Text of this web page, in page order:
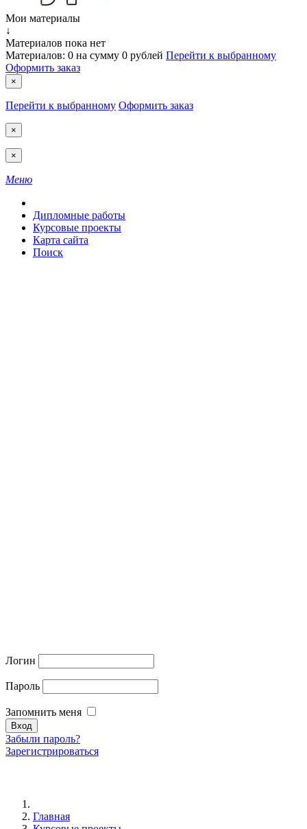
Мои материалы
↓
Материалов пока нет
Материалов: 0 на сумму 0 рублей Перейти к выбранному
Оформить заказ
×
Перейти к выбранному Оформить заказ
×
×
Меню
Дипломные работы
Курсовые проекты
Карта сайта
Поиск
Логин
Пароль
Запомнить меня
Забыли пароль?
Зарегистрироваться
Главная